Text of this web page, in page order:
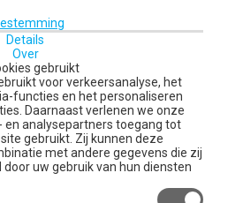
Details
Over
gebruikt
voor verkeersanalyse, het
functies en het personaliseren
Daarnaast verlenen we onze
en analysepartners toegang tot
gebruikt. Zij kunnen deze
met andere gegevens die zij
uw gebruik van hun diensten